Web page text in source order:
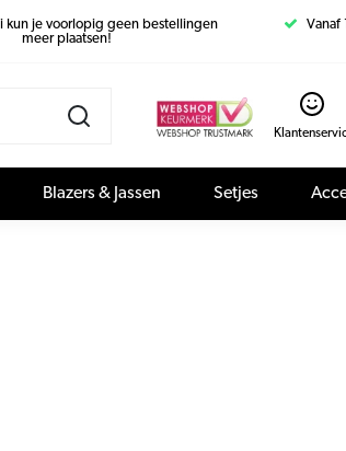
kun je voorlopig geen bestellingen
meer plaatsen!
Vanaf
Blazers & Jassen Setjes